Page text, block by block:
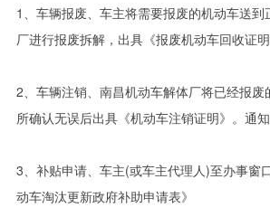
1、车辆报废、车主将需要报废的机动车送
厂进行报废拆解，出具《报废机动车回收证明
2、车辆注销、南昌机动车解体厂将已经报废
所确认无误后出具《机动车注销证明》。通知
3、补贴申请、车主(或车主代理人)至办事窗
动车淘汰更新政府补助申请表》